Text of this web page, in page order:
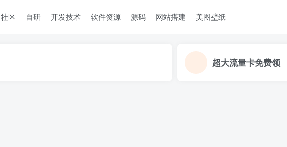
社区 自研 开发技术 软件资源 源码 网站搭建 美图壁纸
超大流量卡免费领